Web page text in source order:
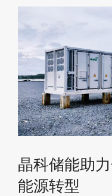
晶科储能助
能源转型